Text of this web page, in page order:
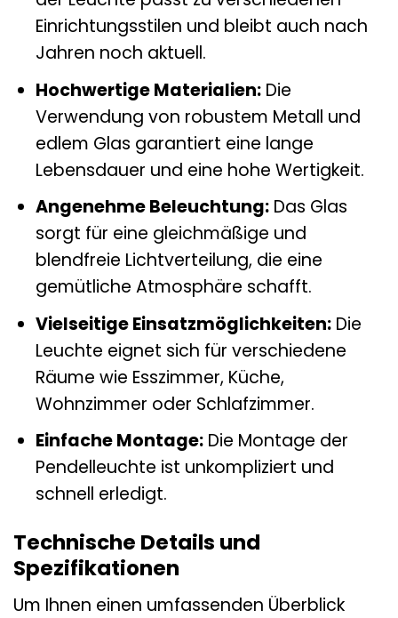
Einrichtungsstilen und bleibt auch nach
Jahren noch aktuell.
Hochwertige Materialien:Die
Verwendung von robustem Metall und
edlem Glas garantiert eine lange
Lebensdauer und eine hohe Wertigkeit.
Angenehme Beleuchtung:Das Glas
sorgt für eine gleichmäßige und
blendfreie Lichtverteilung, die eine
gemütliche Atmosphäre schafft.
Vielseitige Einsatzmöglichkeiten:Die
Leuchte eignet sich für verschiedene
Räume wie Esszimmer, Küche,
Wohnzimmer oder Schlafzimmer.
Einfache Montage:Die Montage der
Pendelleuchte ist unkompliziert und
schnell erledigt.
Technische Details und
Spezifikationen
Um Ihnen einen umfassenden Überblick